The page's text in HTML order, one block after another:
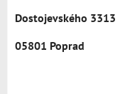
Dostojevského 3313
05801